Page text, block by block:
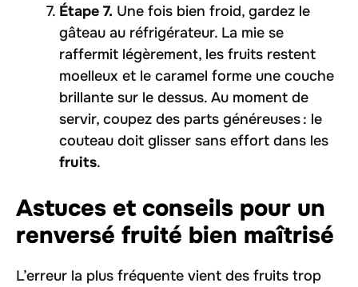
Étape 7. Une fois bien froid, gardez le
gâteau au réfrigérateur. La mie se
raffermit légèrement, les fruits restent
moelleux et le caramel forme une couche
brillante sur le dessus. Au moment de
servir, coupez des parts généreuses : le
couteau doit glisser sans effort dans les
fruits.
Astuces et conseils pour un
renversé fruité bien maîtrisé
L’erreur la plus fréquente vient des fruits trop